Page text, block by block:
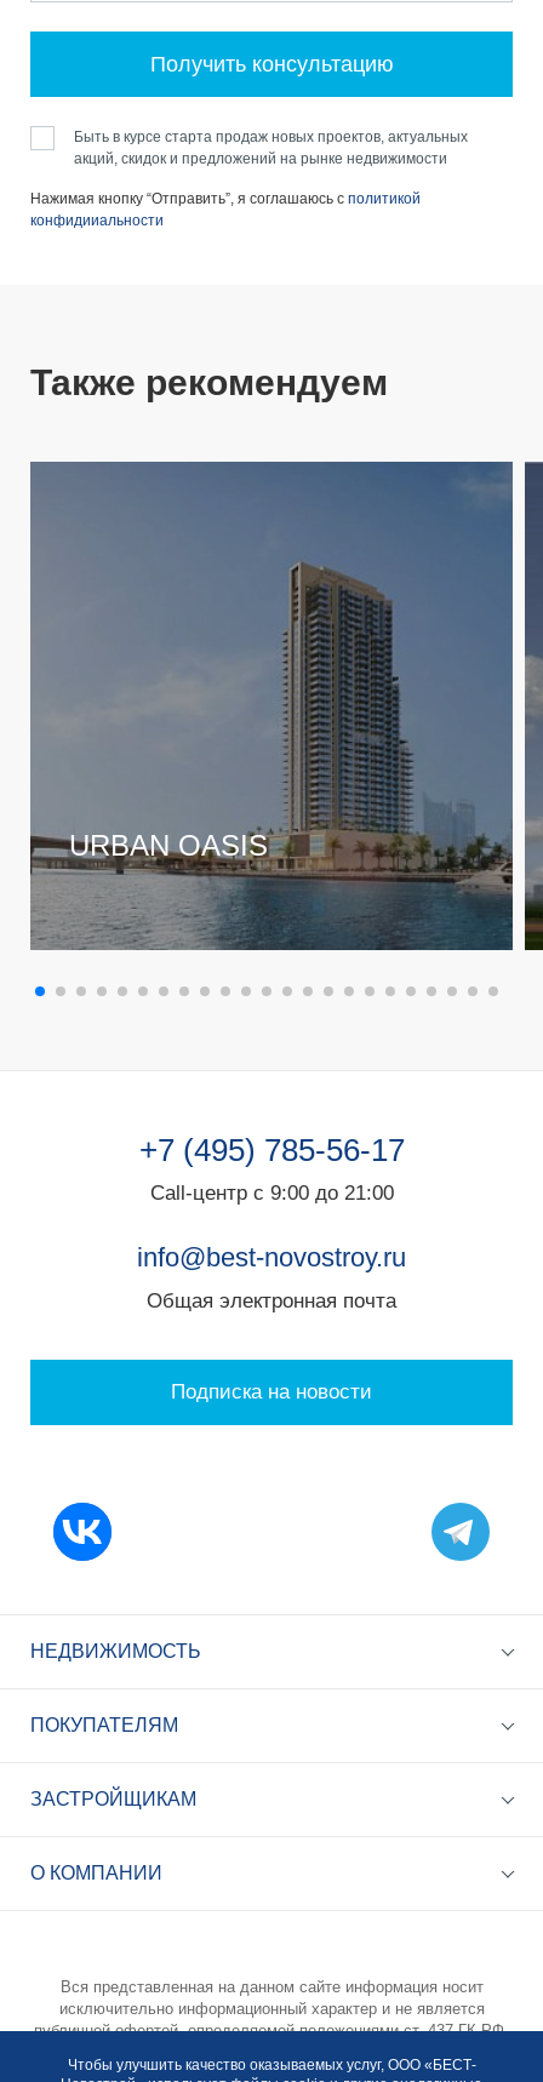
Общая электронная почта
Получить консультацию
Быть в курсе старта продаж новых проектов, актуальных
акций, скидок и предложений на рынке недвижимости
Нажимая кнопку “Отправить”, я соглашаюсь с политикой
конфидииальности
Также рекомендуем
URBAN OASIS
+7 (495) 785-56-17
Call-центр с 9:00 до 21:00
info@best-novostroy.ru
Общая электронная почта
Подписка на новости
НЕДВИЖИМОСТЬ
ПОКУПАТЕЛЯМ
ЗАСТРОЙЩИКАМ
О КОМПАНИИ
Вся представленная на данном сайте информация носит
исключительно информационный характер и не является
публичной офертой, определяемой положениями ст. 437 ГК РФ.
изменена в любое время без предварительного уведомления.
Чтобы улучшить качество оказываемых услуг, ООО «БЕСТ-